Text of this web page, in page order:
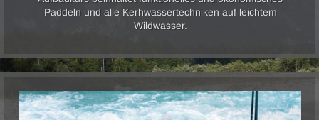
Aufbaukurs beinhaltet funktionelles und ökonomisches
Paddeln und alle Kerhwassertechniken auf leichtem
Wildwasser.